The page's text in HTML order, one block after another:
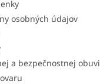
osobných údajov
a bezpečnostnej obuvi